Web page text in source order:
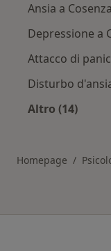
Ansia a Cosenza
Depressione a
Attacco di
Disturbo
Altro (14)
Homepage